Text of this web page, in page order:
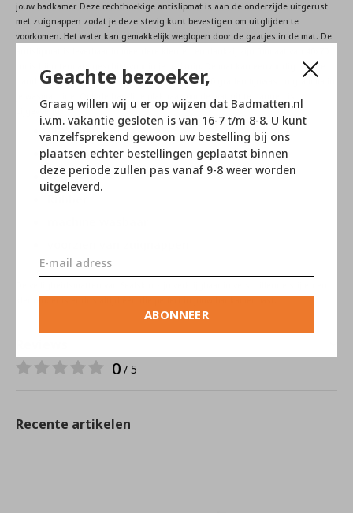
Geachte bezoeker,
Graag willen wij u er op wijzen dat Badmatten.nl
i.v.m. vakantie gesloten is van 16-7 t/m 8-8. U kunt
vanzelfsprekend gewoon uw bestelling bij ons
plaatsen echter bestellingen geplaatst binnen
deze periode zullen pas vanaf 9-8 weer worden
uitgeleverd.
ABONNEER
jouw badkamer. Deze rechthoekige antislipmat is aan de onderzijde uitgerust
met zuignappen zodat je deze stevig kunt bevestigen om uitglijden te
voorkomen. Het water kan gemakkelijk weglopen door de gaatjes in de mat. De
cm is hij uitermate geschikt voor in je badkuip. De mat kan eenvoudig met de
hand gereinigd worden maar mag zelfs op een 30 graden fijnwas programma in
bijgevoegd.
40x70cm
Met plakhaak (zwart)
voor bad
0 / 5
Recente artikelen